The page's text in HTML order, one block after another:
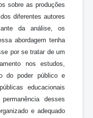
sobre as produções
diferentes autores
da análise, os
abordagem tenha
por se tratar de um
nos estudos,
do poder público e
educacionais
desses
e adequado